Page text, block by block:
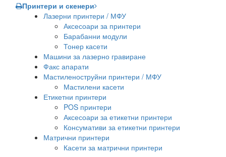
Принтери и скенери
Лазерни принтери / МФУ
Аксесоари за принтери
Барабанни модули
Тонер касети
Машини за лазерно гравиране
Факс апарати
Мастиленоструйни принтери / МФУ
Мастилени касети
Етикетни принтери
POS принтери
Аксесоари за етикетни принтери
Консумативи за етикетни принтери
Матрични принтери
Касети за матрични принтери